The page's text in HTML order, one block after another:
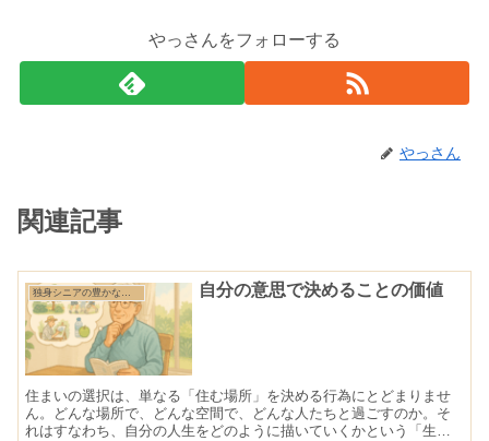
やっさんをフォローする
やっさん
関連記事
独身シニアの豊かな住まいづくり 自分の意思で決めることの価値
住まいの選択は、単なる「住む場所」を決める行為にとどまりませ
ん。どんな場所で、どんな空間で、どんな人たちと過ごすのか。そ
れはすなわち、自分の人生をどのように描いていくかという「生き